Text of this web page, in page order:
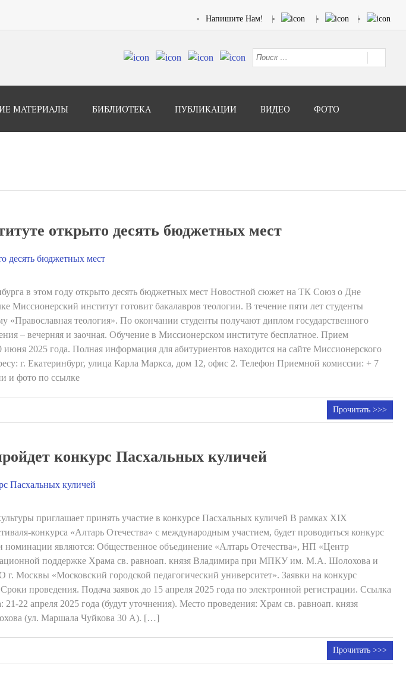
Напишите Нам!
МАТЕРИАЛЫ БИБЛИОТЕКА ПУБЛИКАЦИИ ВИДЕО ФОТО
открыто десять бюджетных мест
в этом году открыто десять бюджетных мест Новостной сюжет на ТК Союз о Дне
Миссионерский институт готовит бакалавров теологии. В течение пяти лет студенты
«Православная теология». По окончании студенты получают диплом государственного
– вечерняя и заочная. Обучение в Миссионерском институте бесплатное. Прием
июня 2025 года. Полная информация для абитуриентов находится на сайте Миссионерского
г. Екатеринбург, улица Карла Маркса, дом 12, офис 2. Телефон Приемной комиссии: + 7
и фото по ссылке
Прочитать >>>
конкурс Пасхальных куличей
приглашает принять участие в конкурсе Пасхальных куличей В рамках XIX
конкурса «Алтарь Отечества» с международным участием, будет проводиться конкурс
номинации являются: Общественное объединение «Алтарь Отечества», НП «Центр
поддержке Храма св. равноап. князя Владимира при МПКУ им. М.А. Шолохова и
Москвы «Московский городской педагогический университет». Заявки на конкурс
проведения. Подача заявок до 15 апреля 2025 года по электронной регистрации. Ссылка
22 апреля 2025 года (будут уточнения). Место проведения: Храм св. равноап. князя
(ул. Маршала Чуйкова 30 А). […]
Прочитать >>>